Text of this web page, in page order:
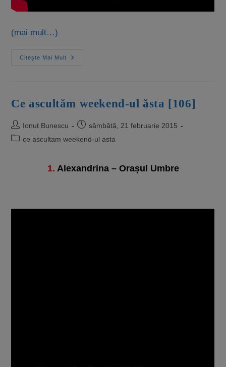
(mai mult…)
Citește Mai Mult
Ce ascultăm weekend-ul ăsta [106]
Ionut Bunescu
sâmbătă, 21 februarie 2015
ce ascultam weekend-ul asta
1. Alexandrina – Orașul Umbre